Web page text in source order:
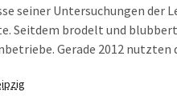
seiner Untersuchungen der
Seitdem brodelt und
Gerade 2012
sich eher als ein